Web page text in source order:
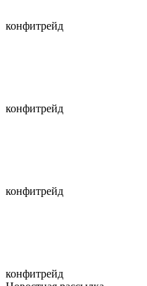
конфитрейд
конфитрейд
конфитрейд
конфитрейд